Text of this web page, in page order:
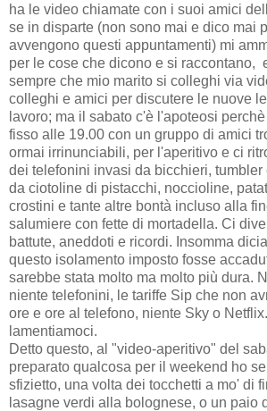
ha le video chiamate con i suoi amici
se in disparte (non sono mai e dico mai
avvengono questi appuntamenti) mi
per le cose che dicono e si raccontano,
sempre che mio marito si colleghi via
colleghi e amici per discutere le nuove
lavoro; ma il sabato c'è l'apoteosi
fisso alle 19.00 con un gruppo di amici
ormai irrinunciabili, per l'aperitivo e ci
dei telefonini invasi da bicchieri, tumbler
da ciotoline di pistacchi, noccioline,
crostini e tante altre bontà incluso alla
salumiere con fette di mortadella. Ci
battute, aneddoti e ricordi. Insomma
questo isolamento imposto fosse
sarebbe stata molto ma molto più dura.
niente telefonini, le tariffe Sip che non
ore e ore al telefono, niente Sky o
lamentiamoci.
Detto questo, al "video-aperitivo" del
preparato qualcosa per il weekend ho
sfizietto, una volta dei tocchetti a mo' di
lasagne verdi alla bolognese, o un paio